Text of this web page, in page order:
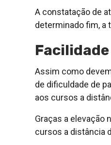
A constatação de
determinado fim, a
Assim como
de dificuldade de
aos cursos a
Graças a elevação
cursos a distância